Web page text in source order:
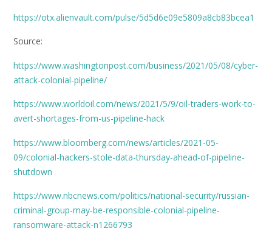
https://otx.alienvault.com/pulse/5d5d6e09e5809a8cb83bcea1
Source:
https://www.washingtonpost.com/business/2021/05/08/cyber-
attack-colonial-pipeline/
https://www.worldoil.com/news/2021/5/9/oil-traders-work-to-
avert-shortages-from-us-pipeline-hack
https://www.bloomberg.com/news/articles/2021-05-
09/colonial-hackers-stole-data-thursday-ahead-of-pipeline-
shutdown
https://www.nbcnews.com/politics/national-security/russian-
criminal-group-may-be-responsible-colonial-pipeline-
ransomware-attack-n1266793